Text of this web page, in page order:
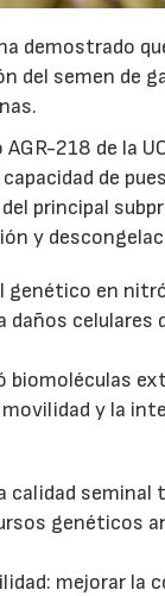
ha demostrado
del semen de
218 de la
de
principal
y
en
celulares
y la
seminal
genéticos
mejorar